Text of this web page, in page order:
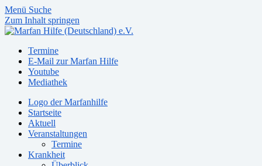
Menü Suche
Zum Inhalt springen
Termine
E-Mail zur Marfan Hilfe
Youtube
Mediathek
Logo der Marfanhilfe
Startseite
Aktuell
Veranstaltungen
Termine
Krankheit